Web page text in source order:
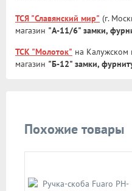
ТСЯ "Славянский мир" (г.
магазин "А-11/6" замки,
ТСК "Молоток" на Калужском
магазин "Б-12" замки,
Похожие товары